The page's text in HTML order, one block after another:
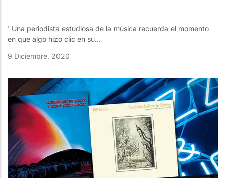
' Una periodista estudiosa de la música recuerda el momento
en que algo hizo clic en su...
9 Diciembre, 2020